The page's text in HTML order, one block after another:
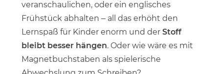
veranschaulichen, oder ein englisches
Frühstück abhalten – all das erhöht den
Lernspaß für Kinder enorm und der Stoff
bleibt besser hängen. Oder wie wäre es mit
Magnetbuchstaben als spielerische